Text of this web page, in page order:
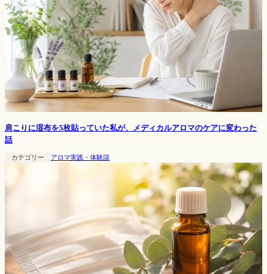
肩こりに湿布を5枚貼っていた私が、メディカルアロマのケアに変わった
話
カテゴリー アロマ実践・体験談